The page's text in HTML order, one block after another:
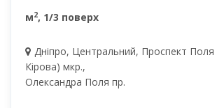
м2, 1/3 поверх
Дніпро, Центральний, Проспект Поля
Кірова) мкр.,
Олександра Поля пр.